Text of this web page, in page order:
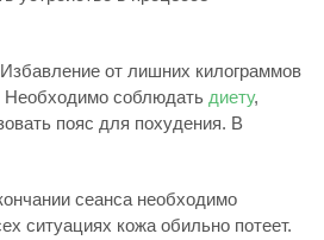
от лишних килограммов
Необходимо соблюдать диету,
пояс для похудения. В
сеанса необходимо
ситуациях кожа обильно потеет.